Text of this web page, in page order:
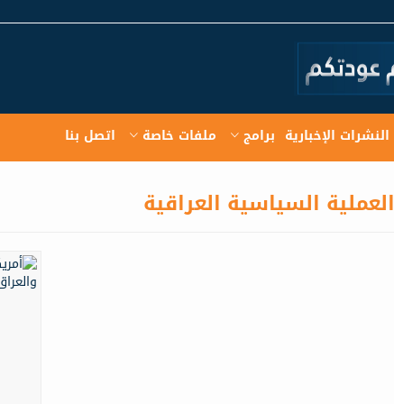
النشرات الإخبارية برامج ملفات خاصة اتصل بنا
العملية السياسية العراقية